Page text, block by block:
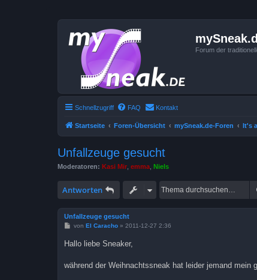
Forum der
Schnellzugriff FAQ Kontakt
Startseite Foren-Übersicht mySneak.de-Foren It's
Unfallzeuge gesucht
Moderatoren: Kasi Mir emma Niels
Antworten
Unfallzeuge gesucht
B
t
a
g
von El Caracho» 2011-12-27 2:36
Hallo liebe Sneaker,
während der Weihnachtssneak hat leider jemand mein